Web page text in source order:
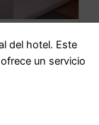
del hotel. Este
un servicio